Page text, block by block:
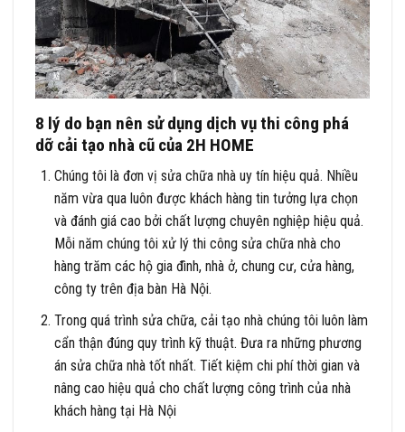
8 lý do bạn nên sử dụng dịch vụ thi công phá
dỡ cải tạo nhà cũ của 2H HOME
Chúng tôi là đơn vị sửa chữa nhà uy tín hiệu quả. Nhiều
năm vừa qua luôn được khách hàng tin tưởng lựa chọn
và đánh giá cao bởi chất lượng chuyên nghiệp hiệu quả.
Mỗi năm chúng tôi xử lý thi công sửa chữa nhà cho
hàng trăm các hộ gia đình, nhà ở, chung cư, cửa hàng,
công ty trên địa bàn Hà Nội.
Trong quá trình sửa chữa, cải tạo nhà chúng tôi luôn làm
cẩn thận đúng quy trình kỹ thuật. Đưa ra những phương
án sửa chữa nhà tốt nhất. Tiết kiệm chi phí thời gian và
nâng cao hiệu quả cho chất lượng công trình của nhà
khách hàng tại Hà Nội